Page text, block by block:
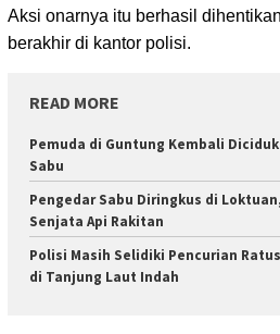
Aksi onarnya itu berhasil
berakhir di kantor polisi.
READ MORE
Pemuda di Guntung Kembali
Sabu
Pengedar Sabu Diringkus di
Senjata Api Rakitan
Polisi Masih Selidiki Pencurian
di Tanjung Laut Indah